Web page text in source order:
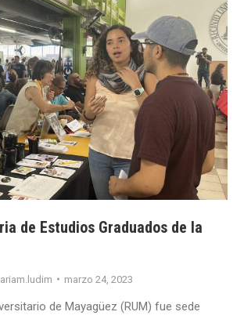
de Estudios Graduados de la
marzo 24, 2023
de Mayagüez (RUM) fue sede